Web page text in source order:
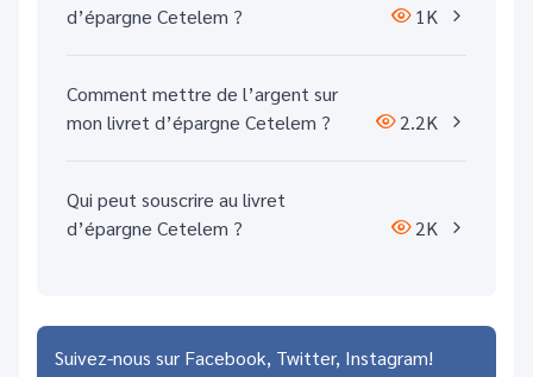
d’épargne Cetelem ?
1K
Comment mettre de l’argent sur
mon livret d’épargne Cetelem ?
2.2K
Qui peut souscrire au livret
d’épargne Cetelem ?
2K
Suivez-nous sur Facebook Twitter Instagram